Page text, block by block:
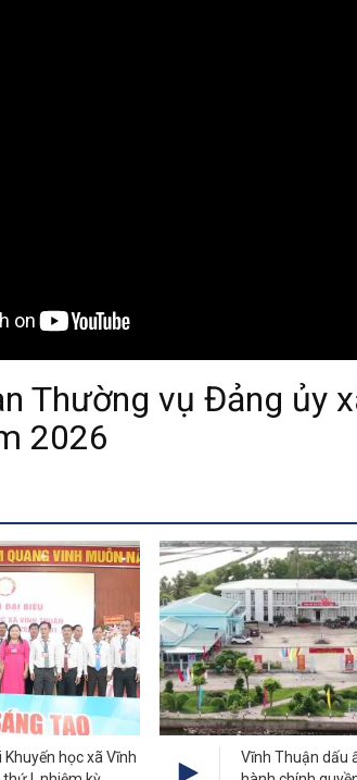
Thường vụ Đảng ủy
2026
Khuyến học xã Vĩnh
Vĩnh Thuận dấu